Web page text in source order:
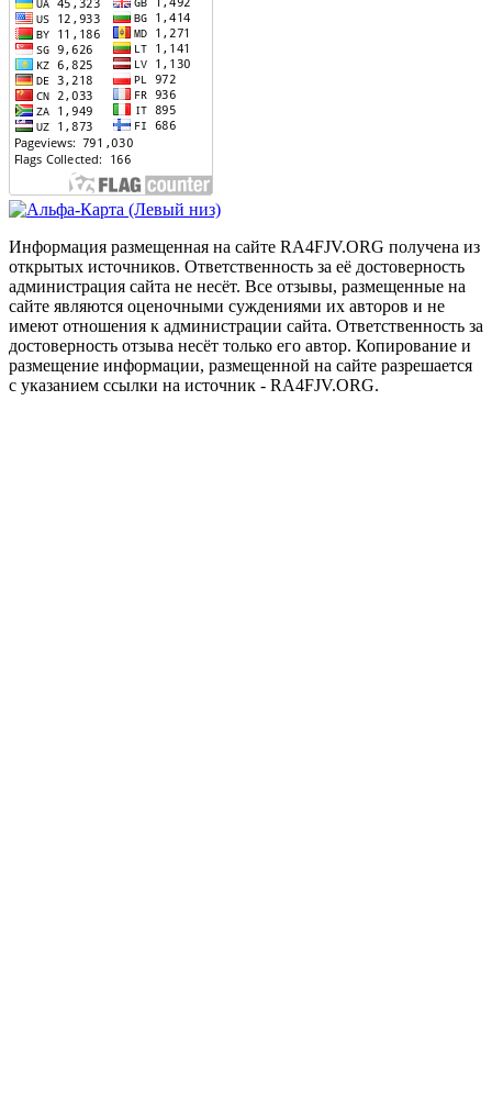
Информация размещенная на сайте RA4FJV.ORG получена из
открытых источников. Ответственность за её достоверность
администрация сайта не несёт. Все отзывы, размещенные на
сайте являются оценочными суждениями их авторов и не
имеют отношения к администрации сайта. Ответственность за
достоверность отзыва несёт только его автор. Копирование и
размещение информации, размещенной на сайте разрешается
с указанием ссылки на источник - RA4FJV.ORG.